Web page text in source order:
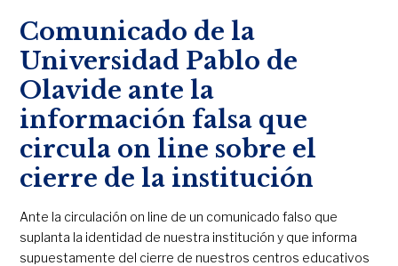
Comunicado de la
Universidad Pablo de
Olavide ante la
información falsa que
circula on line sobre el
cierre de la institución
Ante la circulación on line de un comunicado falso que
suplanta la identidad de nuestra institución y que informa
supuestamente del cierre de nuestros centros educativos